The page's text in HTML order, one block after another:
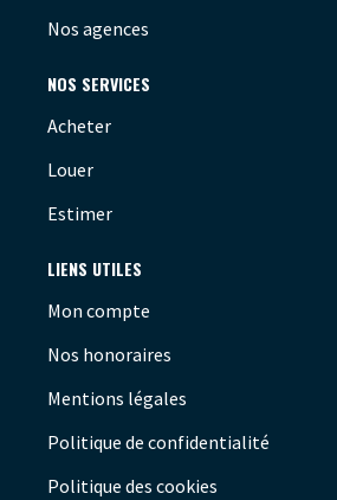
Nos agences
NOS SERVICES
Acheter
Louer
Estimer
LIENS UTILES
Mon compte
Nos honoraires
Mentions légales
Politique de confidentialité
Politique des cookies